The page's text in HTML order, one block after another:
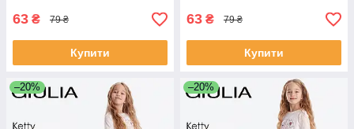
63 ₴ 79 ₴
Купити
63 ₴ 79 ₴
Купити
–20% –20%